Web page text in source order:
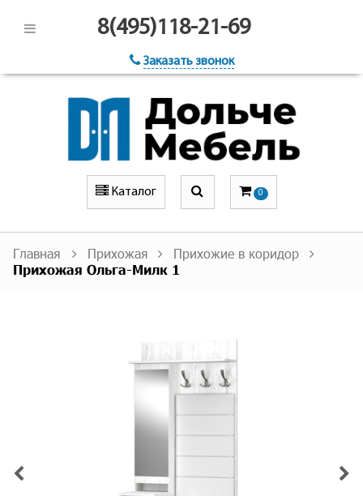
8(495)118-21-69
Заказать звонок
Каталог 0
Главная Прихожая
Прихожие в коридор
Прихожая Ольга-Милк 1